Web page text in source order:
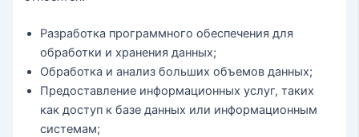
Разработка программного обеспечения для
обработки и хранения данных;
Обработка и анализ больших объемов данных;
Предоставление информационных услуг, таких
как доступ к базе данных или информационным
системам;